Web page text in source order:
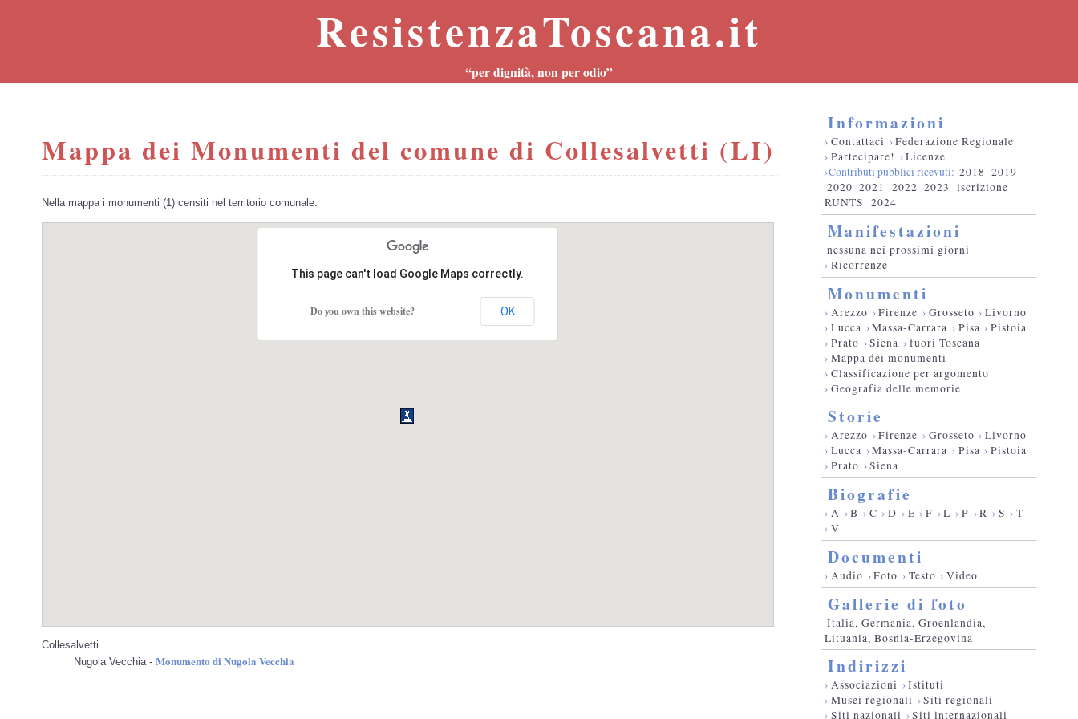
ResistenzaToscana.it
“per dignità, non per odio”
Mappa dei Monumenti del comune di Collesalvetti (LI)
Nella mappa i monumenti (1) censiti nel territorio comunale.
This page can't load Google Maps correctly.
Do you own this website? OK
Collesalvetti
Nugola Vecchia - Monumento di Nugola Vecchia
Informazioni
› Contattaci ›Federazione Regionale
› Partecipare! ›Licenze
›Contributi pubblici ricevuti: 2018 2019
2020 2021 2022 2023
iscrizione
RUNTS
2024
Manifestazioni
nessuna nei prossimi giorni
› Ricorrenze
Monumenti
› Arezzo ›Firenze › Grosseto › Livorno
› Lucca ›Massa-Carrara › Pisa › Pistoia
› Prato ›Siena › fuori Toscana
› Mappa dei monumenti
› Classificazione per argomento
› Geografia delle memorie
Storie
› Arezzo ›Firenze › Grosseto › Livorno
› Lucca ›Massa-Carrara › Pisa › Pistoia
› Prato ›Siena
Biografie
› A ›B › C › D › E › F ›L › P ›R › S › T
› V
Documenti
› Audio ›Foto › Testo › Video
Gallerie di foto
Italia, Germania, Groenlandia,
Lituania, Bosnia-Erzegovina
Indirizzi
› Associazioni ›Istituti
› Musei regionali ›Siti regionali
› Siti nazionali ›Siti internazionali